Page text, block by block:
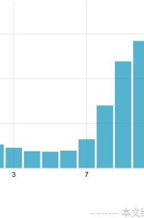
-------- 本文